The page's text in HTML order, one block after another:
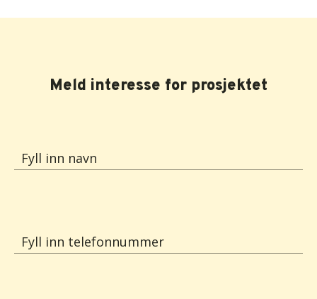
Meld interesse for prosjektet
Fyll inn navn
Fyll inn telefonnummer